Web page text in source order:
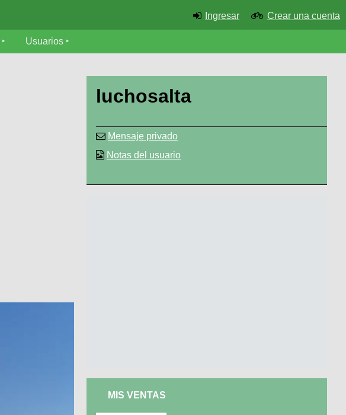
Ingresar Crear una cuenta
Usuarios
luchosalta
Mensaje privado
Notas del usuario
MIS VENTAS